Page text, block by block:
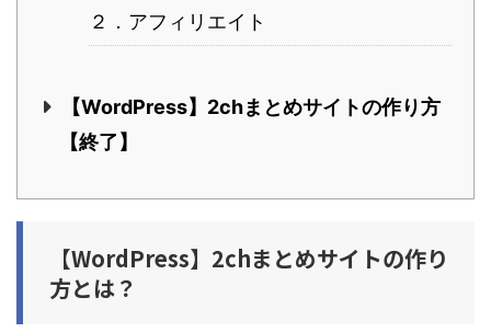
２．アフィリエイト
【WordPress】2chまとめサイトの作り方
【終了】
【WordPress】2chまとめサイトの作り
方とは？